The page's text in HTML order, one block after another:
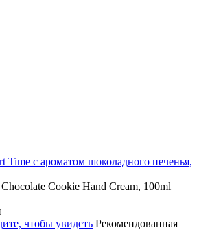
Time с ароматом шоколадного печенья,
Cookie Hand Cream, 100ml
чтобы увидеть Рекомендованная